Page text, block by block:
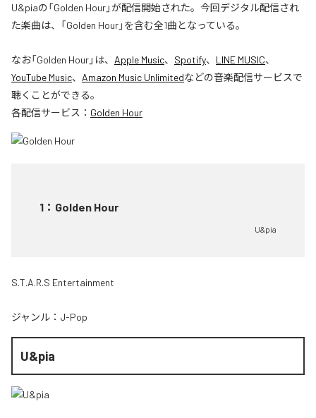
U&piaの「Golden Hour」が配信開始された。今回デジタル配信され
た楽曲は、「Golden Hour」を含む全1曲となっている。
なお「Golden Hour」は、 Apple Music、 Spotify、 LINE MUSIC、
YouTube Music、 Amazon Music Unlimitedなどの音楽配信サービスで
聴くことができる。
各配信サービス： Golden Hour
1 ： Golden Hour
U&pia
S.T.A.R.S Entertainment
ジャンル： J-Pop
U&pia